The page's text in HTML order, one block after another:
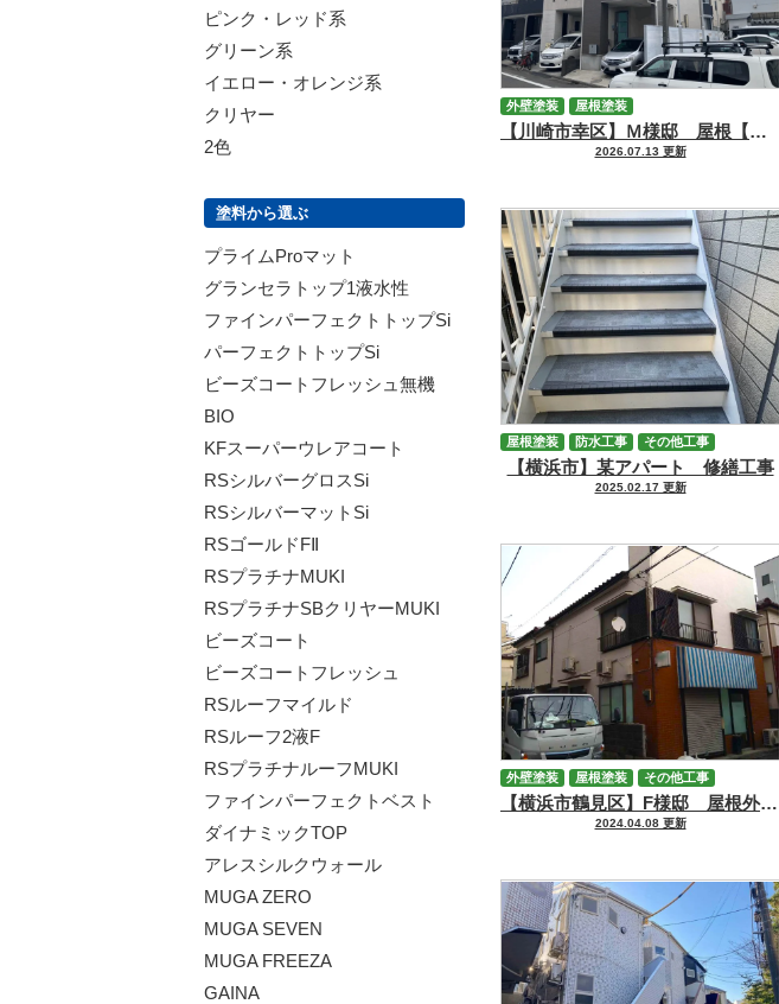
【川崎市幸区】Ｍ様邸 屋根【ファインパーフェクトベスト】・外壁【ファインパーフェクトトップSi】塗装工事
2026.07.13 更新
外壁塗装 屋根塗装
【横浜市】某アパート 修繕工事
2025.02.17 更新
屋根塗装 防水工事 その他工事
【横浜市鶴見区】F様邸 屋根外壁塗装工事
2024.04.08 更新
外壁塗装 屋根塗装 その他工事
ピンク・レッド系
グリーン系
イエロー・オレンジ系
クリヤー
2色
塗料から選ぶ
プライムProマット
グランセラトップ1液水性
ファインパーフェクトトップSi
パーフェクトトップSi
ビーズコートフレッシュ無機
BIO
KFスーパーウレアコート
RSシルバーグロスSi
RSシルバーマットSi
RSゴールドFⅡ
RSプラチナMUKI
RSプラチナSBクリヤーMUKI
ビーズコート
ビーズコートフレッシュ
RSルーフマイルド
RSルーフ2液F
RSプラチナルーフMUKI
ファインパーフェクトベスト
ダイナミックTOP
アレスシルクウォール
MUGA ZERO
MUGA SEVEN
MUGA FREEZA
GAINA